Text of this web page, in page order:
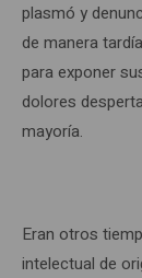
plasmó y
de manera
para exponer
dolores
mayoría.
Eran otros
intelectual de